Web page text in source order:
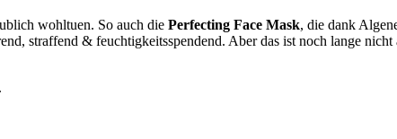
wohltuen. So auch die Perfecting Face Mask, die dank
straffend & feuchtigkeitsspendend. Aber das ist noch lange